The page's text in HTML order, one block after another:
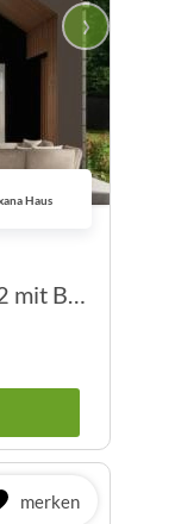
›
Bungalow Carpe-Diem 52 mit Bodenplatte
merken